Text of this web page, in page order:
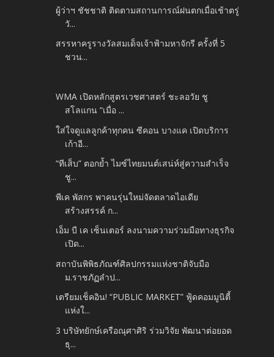
ผู้ว่าฯ ชัชชาติ ติดตามสถานการณ์ฝนตกเมื่อเช้าตรู่
วั...
สรรหาครูรางวัลสมเด็จเจ้าฟ้ามหาจักรี ครั้งที่ 5
ชวน...
WMA เปิดหลักสูตรเวชศาสตร์ ชะลอวัย ชู
สโลแกน “เมื่อ ...
ใส่ใจดูแลลูกค้าทุกคน ซีคอน บางแค เปิดบริการ
เก้าอี...
“ทีเส็บ” ตอกย้ำ ไมซ์ไทยมนต์เสน่ห์สู่ความสำเร็จ
ชู...
พีเค พัสกร พาคนรุ่นใหม่จัดตลาดไอเดีย
สร้างสรรค์ ก...
เอ็ม บี เค เซ็นเตอร์ ลงนามความร่วมมือทางธุรกิจ
เปิด...
สถาบันพิพิธภัณฑ์ศิลปกรรมแห่งชาติจับมือ
ม.ราชภัฏลำป...
เตรียมเช็คอิน! “PUBLIC MARKET” ฟู้ดคอมมูนิตี้
แห่งใ...
3 บริษัทยักษ์เครือณุศาศิริ ร่วมวิจัย พัฒนาต่อยอด
ธุ...